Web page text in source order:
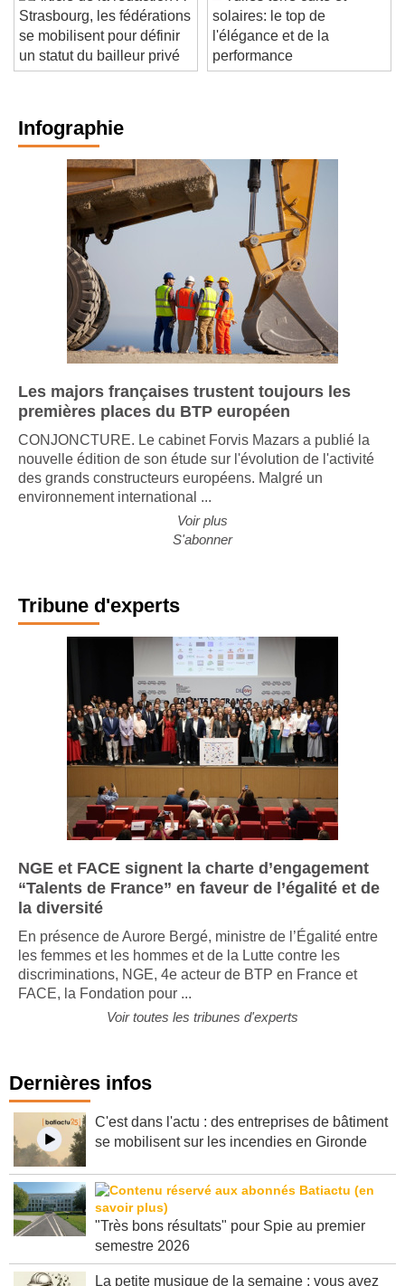
À
Strasbourg, les fédérations
se mobilisent pour définir
un statut du bailleur privé
Tuiles terre cuite et
solaires: le top de
l'élégance et de la
performance
Infographie
Les majors françaises trustent toujours les
premières places du BTP européen
CONJONCTURE. Le cabinet Forvis Mazars a publié la
nouvelle édition de son étude sur l'évolution de l'activité
des grands constructeurs européens. Malgré un
Voir plus
Tribune d'experts
NGE et FACE signent la charte d’engagement
“Talents de France” en faveur de l’égalité et de
En présence de Aurore Bergé, ministre de l’Égalité entre
les femmes et les hommes et de la Lutte contre les
discriminations, NGE, 4e acteur de BTP en France et
Dernières infos
C'est dans l'actu : des entreprises de bâtiment
"Très bons résultats" pour Spie au premier